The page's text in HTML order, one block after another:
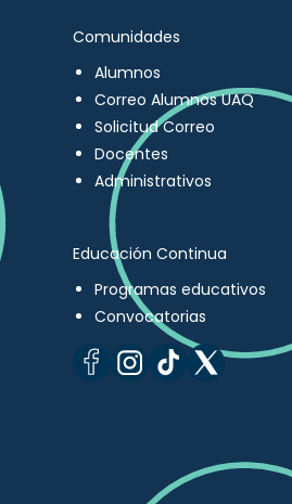
Comunidades
Alumnos
Correo Alumnos UAQ
Solicitud Correo
Docentes
Administrativos
Educación Continua
Programas educativos
Convocatorias